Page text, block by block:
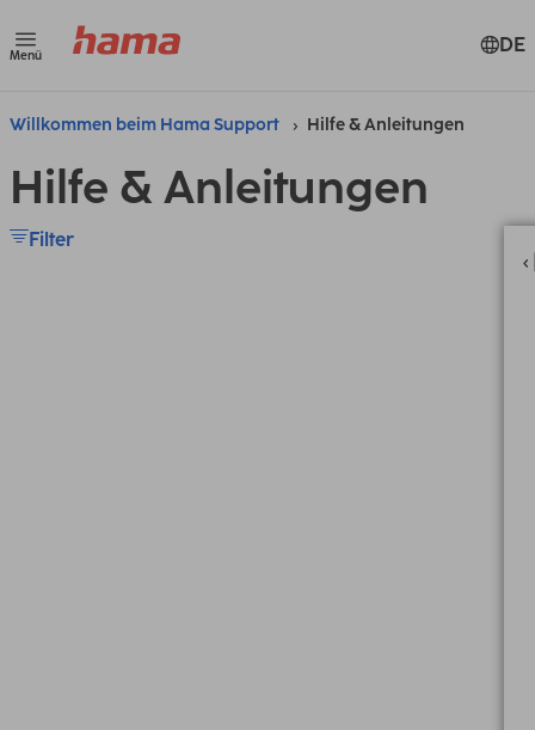
Menü DE
Willkommen beim Hama Support Hilfe & Anleitungen
Hilfe & Anleitungen
Filter